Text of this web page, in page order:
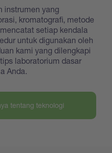
instrumen yang
kromatografi, metode
setiap kendala
untuk digunakan oleh
kami yang dilengkapi
laboratorium dasar
Anda.
tentang teknologi